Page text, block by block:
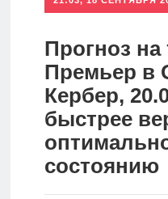
Новости
Стратегии
Школа
Прогноз на
Премьер в
Кербер,
быстрее
состоянию